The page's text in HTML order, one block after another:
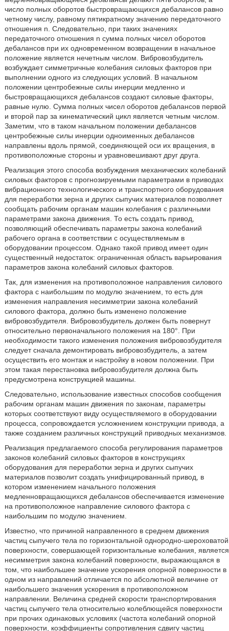
число полных оборотов быстровращающихся дебалансов равно
четному числу, равному пятикратному значению передаточного
отношения n. Следовательно, при таких значениях
передаточного отношения n сумма полных чисел оборотов
дебалансов при их одновременном возвращении в начальное
положение является нечетным числом. Вибровозбудитель
возбуждает симметричные колебания силовых факторов при
выполнении одного из следующих условий. В начальном
положении центробежные силы инерции медленно и
быстровращающихся дебалансов создают силовые факторы,
равные нулю. Сумма полных чисел оборотов дебалансов первой
и второй пар за кинематический цикл является четным числом.
Заметим, что в таком начальном положении дебалансов
центробежные силы инерции одноименных дебалансов
направлены вдоль прямой, соединяющей оси их вращения, в
противоположные стороны и уравновешивают друг друга.
Реализация этого способа возбуждения механических колебаний
силовых факторов с прогнозируемыми параметрами в приводах
вибрационного технологического и транспортного оборудования
для переработки зерна и других сыпучих материалов позволяет
сообщать рабочим органам машин колебания с различными
параметрами закона движения. То есть создать привод,
позволяющий обеспечивать параметры закона колебаний
рабочего органа в соответствии с осуществляемым в
оборудовании процессом. Однако такой привод имеет один
существенный недостаток: ограниченная область варьирования
параметров закона колебаний силовых факторов.
Так, для изменения на противоположное направления силового
фактора с наибольшим по модулю значением, то есть для
изменения направления несимметрии закона колебаний
силового фактора, должно быть изменено положение
вибровозбудителя. Вибровозбудитель должен быть повернут
относительно первоначального положения на 180°. При
необходимости такого изменения положения вибровозбудителя
следует сначала демонтировать вибровозбудитель, а затем
осуществить его монтаж и настройку в новом положении. При
этом такая перестановка вибровозбудителя должна быть
предусмотрена конструкцией машины.
Следовательно, использование известных способов сообщения
рабочим органам машин движения по законам, параметры
которых соответствуют виду осуществляемого в оборудовании
процесса, сопровождается усложнением конструкции привода, а
также созданием различных конструкций приводных механизмов.
Реализация предлагаемого способа регулирования параметров
законов колебаний силовых факторов в конструкциях
оборудования для переработки зерна и других сыпучих
материалов позволит создать унифицированный привод, в
котором изменением начального положения
медленновращающихся дебалансов обеспечивается изменение
на противоположное направление силового фактора с
наибольшим по модулю значением.
Известно, что причиной направленного в среднем движения
частиц сыпучего тела по горизонтальной однородно-шероховатой
поверхности, совершающей горизонтальные колебания, является
несимметрия закона колебаний поверхности, выражающаяся в
том, что наибольшее значение ускорения опорной поверхности в
одном из направлений отличается по абсолютной величине от
наибольшего значения ускорения в противоположном
направлении. Величина средней скорости транспортирования
частиц сыпучего тела относительно колеблющейся поверхности
при прочих одинаковых условиях (частота колебаний опорной
поверхности, коэффициенты сопротивления сдвигу частиц